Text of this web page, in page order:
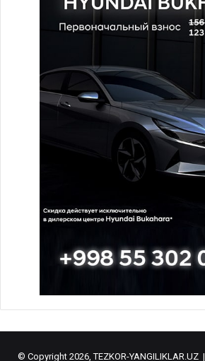
© Copyright 2026, TEZKOR-YANGILIKLAR.UZ |